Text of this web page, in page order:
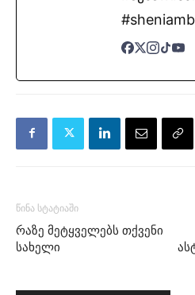
წინა სტატიაში
რაზე მეტყველებს თქვენი
სახელი